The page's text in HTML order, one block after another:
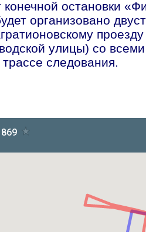
конечной остановки
организовано
улицы) со
следования.